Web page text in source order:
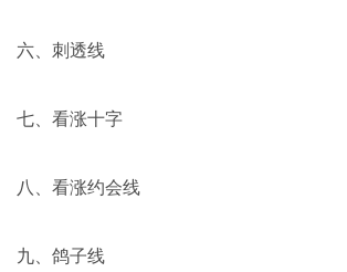
六、刺透线
七、看涨十字
八、看涨约会线
九、鸽子线